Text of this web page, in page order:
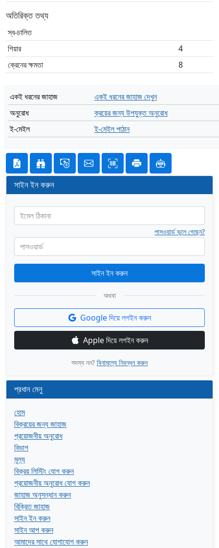
অতিরিক্ত তথ্য
স্ব-চালিত
গিয়ার
4
ক্রেনের ক্ষমতা
8
একই ধরনের জাহাজ
একই ধরনের জাহাজ দেখুন
অনুরোধ
ক্রয়ের জন্য উপযুক্ত অনুরোধ
ই-মেইল
ই-মেইল পাঠান
সাইন ইন করুন
ইমেল ঠিকানা
পাসওয়ার্ড
পাসওয়ার্ড ভুলে গেছেন?
সাইন ইন করুন
অথবা
Google দিয়ে লগইন করুন
Apple দিয়ে লগইন করুন
সদস্য নন? বিনামূল্যে নিবন্ধন করুন
প্রধান মেনু
হোম
বিক্রয়ের জন্য জাহাজ
প্রয়োজনীয় অনুরোধ
বিভাগ
মূল্য
বিক্রয় লিস্টিং যোগ করুন
প্রয়োজনীয় অনুরোধ যোগ করুন
জাহাজ অনুসন্ধান করুন
বিক্রিত জাহাজ
সাইন ইন করুন
সাইন আপ করুন
আমাদের সাথে যোগাযোগ করুন